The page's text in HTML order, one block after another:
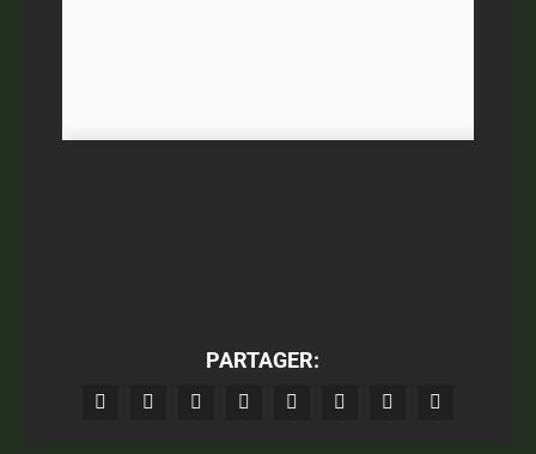
PARTAGER: